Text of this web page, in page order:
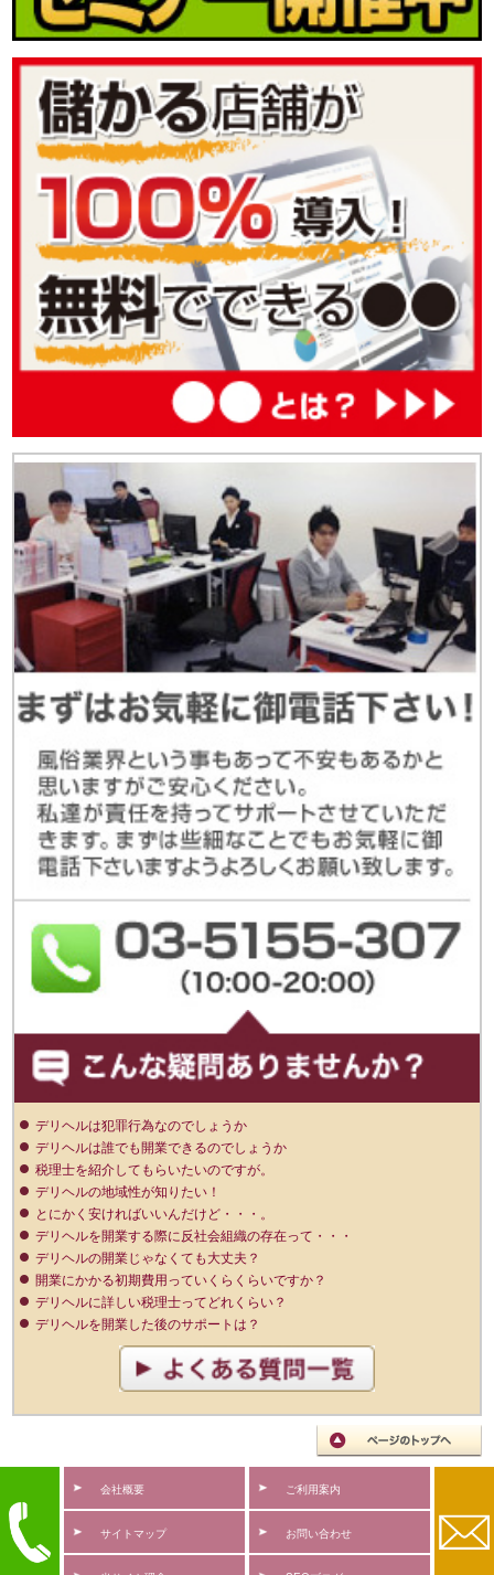
デリヘルは犯罪行為なのでしょうか
デリヘルは誰でも開業できるのでしょうか
税理士を紹介してもらいたいのですが。
デリヘルの地域性が知りたい！
とにかく安ければいいんだけど・・・。
デリヘルを開業する際に反社会組織の存在って・・・
デリヘルの開業じゃなくても大丈夫？
開業にかかる初期費用っていくらくらいですか？
デリヘルに詳しい税理士ってどれくらい？
デリヘルを開業した後のサポートは？
会社概要 ご利用案内
サイトマップ お問い合わせ